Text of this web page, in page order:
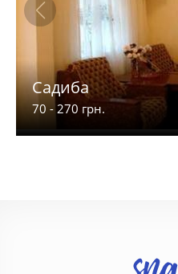
Садиба
70 - 270 грн.